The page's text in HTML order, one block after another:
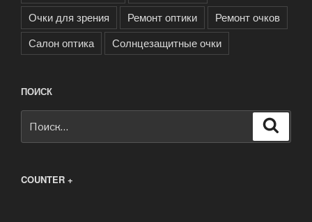
Очки для зрения
Ремонт оптики
Ремонт очков
Салон оптика
Солнцезащитные очки
ПОИСК
COUNTER +